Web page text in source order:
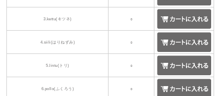
3.kettu(キツネ) ○
4.siili(はりねずみ) ○
5.lintu(トリ) ○
6.pollo(ふくろう) ○